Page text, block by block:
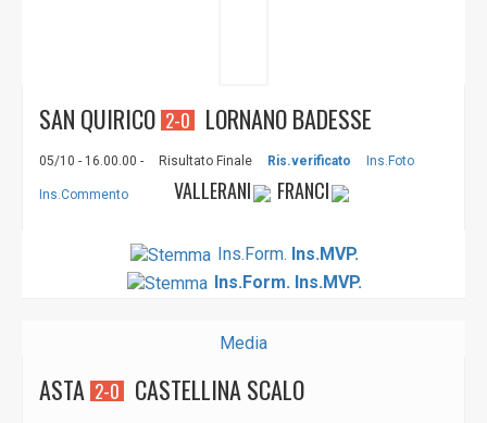
SAN QUIRICO 2-0 LORNANO BADESSE
05/10 - 16.00.00 - Risultato Finale Ris.verificato Ins.Foto
Ins.Commento VALLERANI FRANCI
Ins.Form. Ins.MVP.
Ins.Form. Ins.MVP.
Media
ASTA 2-0 CASTELLINA SCALO